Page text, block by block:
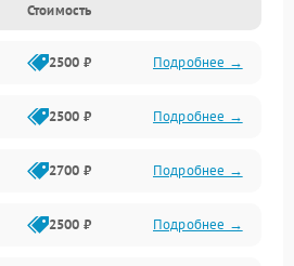
Стоимость
2500 ₽ Подробнее →
2500 ₽ Подробнее →
2700 ₽ Подробнее →
2500 ₽ Подробнее →